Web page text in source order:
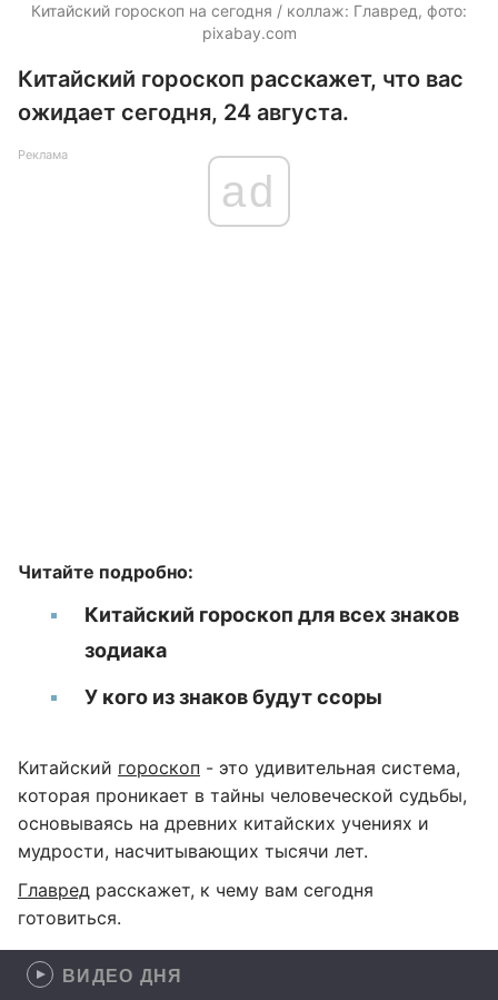
Китайский гороскоп на сегодня / коллаж: Главред, фото:
pixabay.com
Китайский гороскоп расскажет, что вас
ожидает сегодня, 24 августа.
Реклама
ad
Читайте подробно:
Китайский гороскоп для всех знаков
зодиака
У кого из знаков будут ссоры
Китайский гороскоп - это удивительная система,
которая проникает в тайны человеческой судьбы,
основываясь на древних китайских учениях и
мудрости, насчитывающих тысячи лет.
Главред расскажет, к чему вам сегодня
готовиться.
ВИДЕО ДНЯ